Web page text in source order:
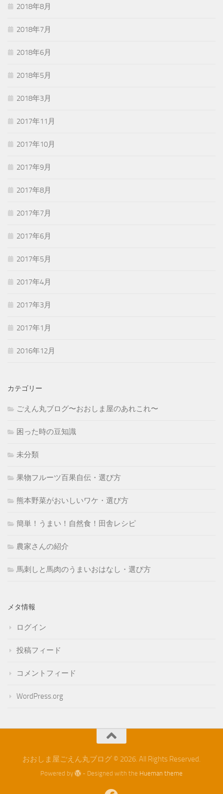
2018年8月
2018年7月
2018年6月
2018年5月
2018年3月
2017年11月
2017年10月
2017年9月
2017年8月
2017年7月
2017年6月
2017年5月
2017年4月
2017年3月
2017年1月
2016年12月
カテゴリー
ごえん丸ブログ〜おおしま屋のあれこれ〜
困った時の豆知識
未分類
果物フルーツ百果自伝・選び方
熊本野菜がおいしいワケ・選び方
簡単！うまい！自然食！田舎レシピ
農家さんの紹介
馬刺しと馬肉のうまいおはなし・選び方
メタ情報
ログイン
投稿フィード
コメントフィード
WordPress.org
おおしま屋ごえん丸ブログ © 2026. All Rights Reserved.
Powered by - Designed with the Hueman theme